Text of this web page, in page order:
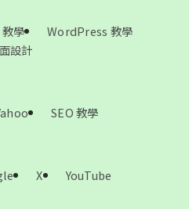
學
WordPress 教學
設計
SEO 教學
X
YouTube